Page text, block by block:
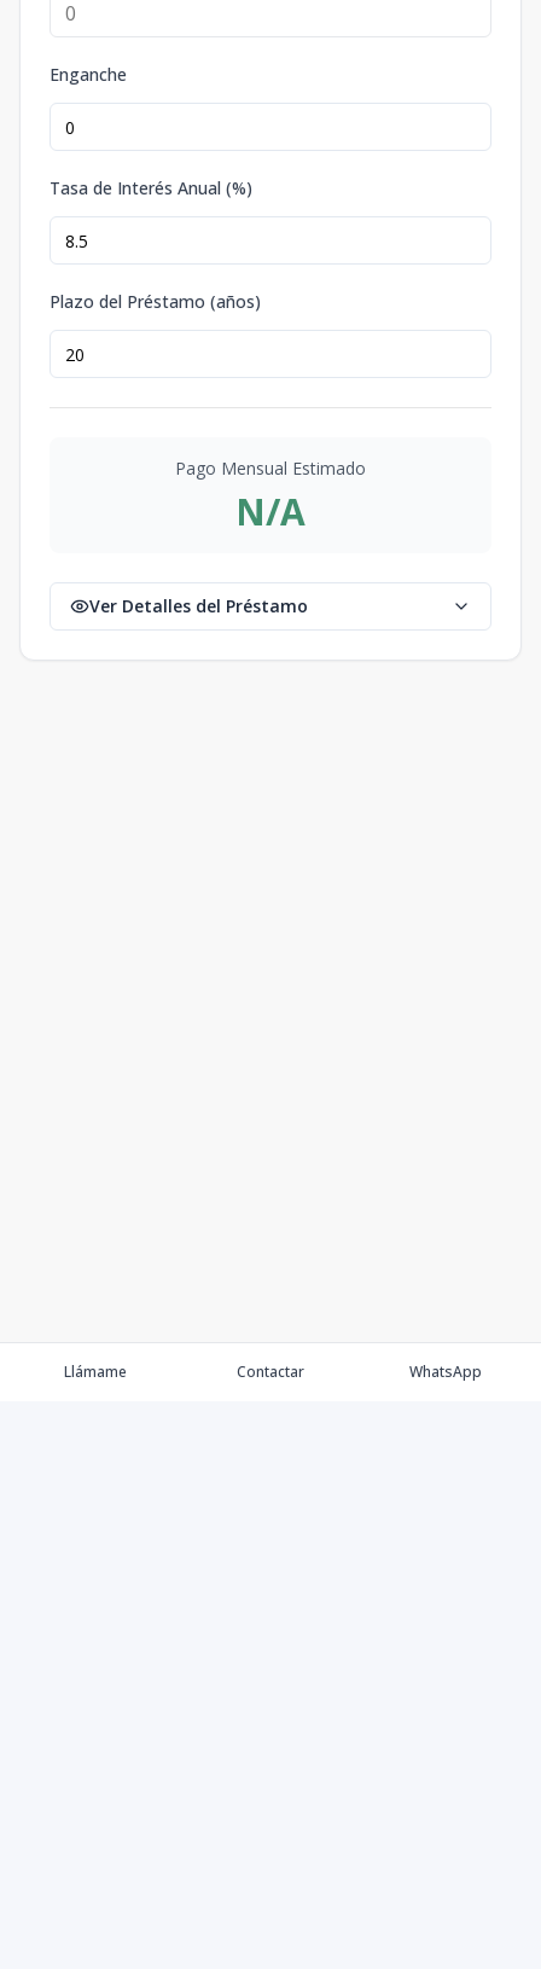
Enganche
Tasa de Interés Anual (%)
Plazo del Préstamo (años)
Pago Mensual Estimado
N/A
Ver Detalles del Préstamo
Llámame Contactar WhatsApp